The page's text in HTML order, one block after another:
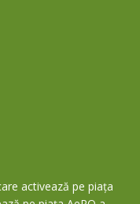
activează pe piața